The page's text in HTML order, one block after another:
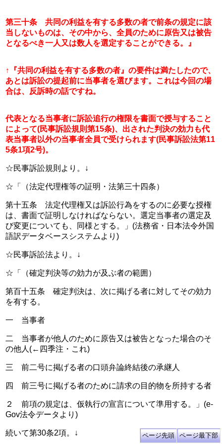
第三十条　共同の利益を有する多数の者で前条の規定に該
当しないものは、その中から、全員のために原告又は被告
となるべき一人又は数人を選定することができる。』
↑『共同の利益を有する多数の者』の要件は満たしたので、
あとは訴訟の提起前に当事者を選びます。これは今回の場
合は、反訴時の話ですね。
代表となる当事者に訴訟追行の権限を書面で授与すること
によって(民事訴訟規則第15条)、出された判決の効力も代
表当事者以外の当事者全員で受けられます(民事訴訟法第11
5条1項2号)。
☆民事訴訟規則より。↓
☆「（法定代理権等の証明・法第三十四条）
第十五条　法定代理権又は訴訟行為をするのに必要な授権
は、書面で証明しなければならない。選定当事者の選定及
び変更についても、同様とする。」(法務省・日本法令外国
語訳データベースシステムより)
☆民事訴訟法より。↓
☆「（確定判決等の効力が及ぶ者の範囲）
第百十五条　確定判決は、次に掲げる者に対してその効力
を有する。
一　当事者
二　当事者が他人のために原告又は被告となった場合のそ
の他人(←四季注・これ)
三　前二号に掲げる者の口頭弁論終結後の承継人
四　前三号に掲げる者のために請求の目的物を所持する者
２　前項の規定は、仮執行の宣言について準用する。」(e-
Gov法令データより)
続いて第30条2項。↓